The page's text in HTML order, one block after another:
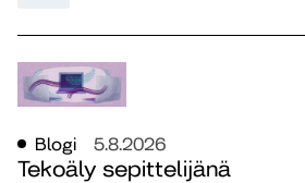
Blogi 5.8.2026
Tekoäly sepittelijänä